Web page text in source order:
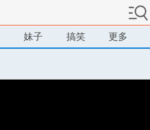
妹子 搞笑 更多